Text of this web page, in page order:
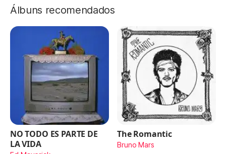
Álbuns recomendados
NO TODO ES PARTE DE
LA VIDA
The Romantic
Bruno Mars